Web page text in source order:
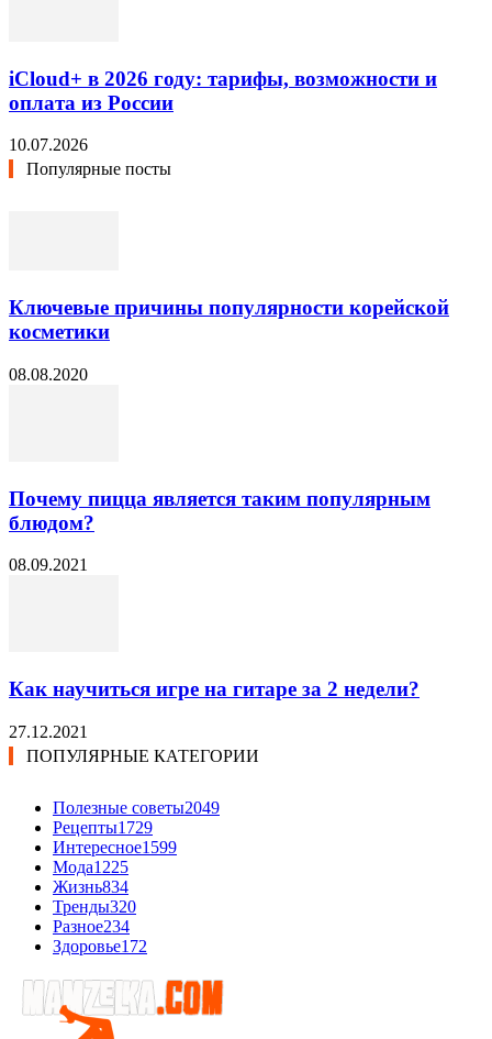
iCloud+ в 2026 году: тарифы, возможности и
оплата из России
10.07.2026
Популярные посты
Ключевые причины популярности корейской
косметики
08.08.2020
Почему пицца является таким популярным
блюдом?
08.09.2021
Как научиться игре на гитаре за 2 недели?
27.12.2021
ПОПУЛЯРНЫЕ КАТЕГОРИИ
Полезные советы2049
Рецепты1729
Интересное1599
Мода1225
Жизнь834
Тренды320
Разное234
Здоровье172